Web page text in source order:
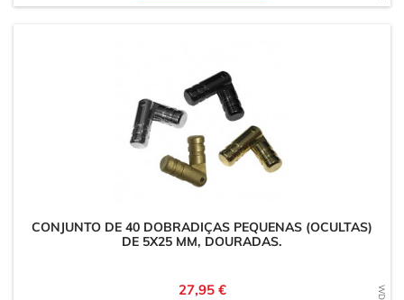
CONJUNTO DE 40 DOBRADIÇAS PEQUENAS (OCULTAS)
DE 5X25 MM, DOURADAS.
Preço
27,95 €